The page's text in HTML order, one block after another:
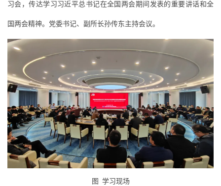
习会，传达学习习近平总书记在全国两会期间发表的重要讲话和全
国两会精神。党委书记、副所长孙传东主持会议。
图 学习现场